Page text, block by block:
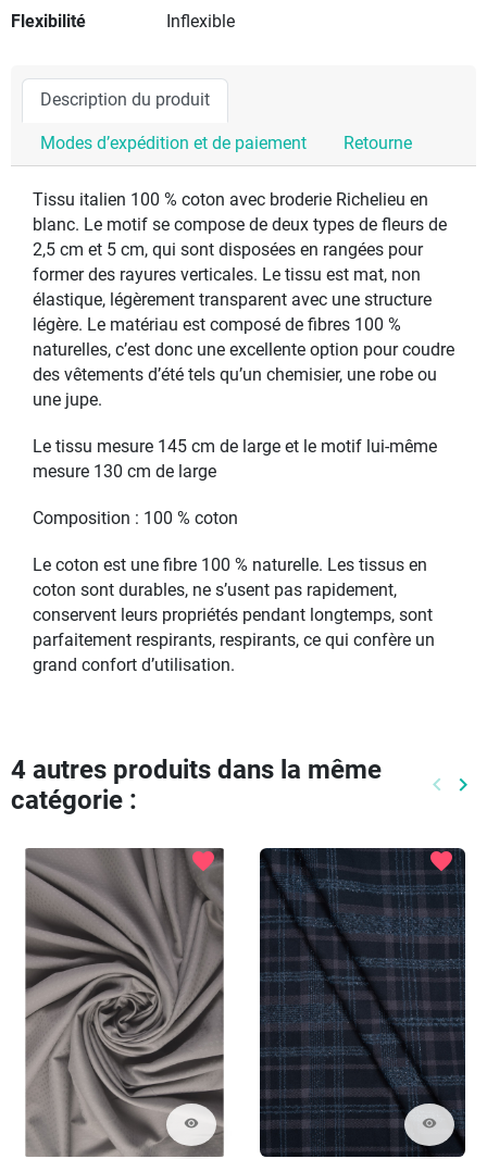
Flexibilité Inflexible
Description du produit
Modes d’expédition et de paiement Retourne
Tissu italien 100 % coton avec broderie Richelieu en
blanc. Le motif se compose de deux types de fleurs de
2,5 cm et 5 cm, qui sont disposées en rangées pour
former des rayures verticales. Le tissu est mat, non
élastique, légèrement transparent avec une structure
légère. Le matériau est composé de fibres 100 %
naturelles, c’est donc une excellente option pour coudre
des vêtements d’été tels qu’un chemisier, une robe ou
une jupe.
Le tissu mesure 145 cm de large et le motif lui-même
mesure 130 cm de large
Composition : 100 % coton
Le coton est une fibre 100 % naturelle. Les tissus en
coton sont durables, ne s’usent pas rapidement,
conservent leurs propriétés pendant longtemps, sont
parfaitement respirants, respirants, ce qui confère un
grand confort d’utilisation.
4 autres produits dans la même
catégorie :
keyboard_arrow_left keyboard_arrow_right
visibility
favorite
visibility
favorite